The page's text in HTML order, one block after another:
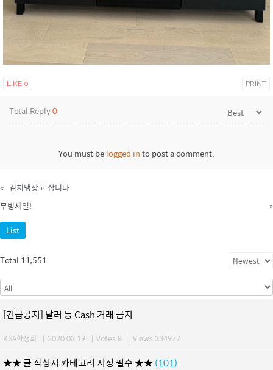
LIKE 0 PRINT
Total Reply0
You must belogged into post a comment.
« 김치냉장고 삽니다
무빙세일!
»
List
Total 11,551
[긴급공지] 달러 등 Cash 거래 금지
KSA학생회 | 2020.03.19 | Votes 8 | Views 334977
★★ 글 작성시 카테고리 지정 필수 ★★ (101)